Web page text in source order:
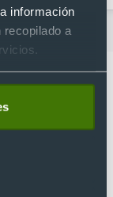
información
a